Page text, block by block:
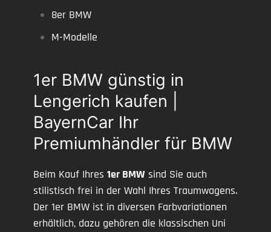
8er BMW
M-Modelle
1er BMW günstig in
Lengerich kaufen |
BayernCar Ihr
Premiumhändler für BMW
Beim Kauf Ihres 1er BMW sind Sie auch
stilistisch frei in der Wahl Ihres Traumwagens.
Der 1er BMW ist in diversen Farbvariationen
erhältlich, dazu gehören die klassischen Uni